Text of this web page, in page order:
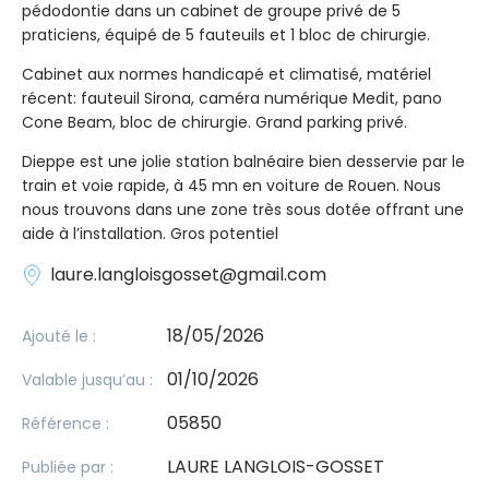
pédodontie dans un cabinet de groupe privé de 5
praticiens, équipé de 5 fauteuils et 1 bloc de chirurgie.
Cabinet aux normes handicapé et climatisé, matériel
récent: fauteuil Sirona, caméra numérique Medit, pano
Cone Beam, bloc de chirurgie. Grand parking privé.
Dieppe est une jolie station balnéaire bien desservie par le
train et voie rapide, à 45 mn en voiture de Rouen. Nous
nous trouvons dans une zone très sous dotée offrant une
aide à l’installation. Gros potentiel
laure.langloisgosset@gmail.com
Ajouté le : 18/05/2026
Valable jusqu’au : 01/10/2026
Référence : 05850
Publiée par : LAURE LANGLOIS-GOSSET